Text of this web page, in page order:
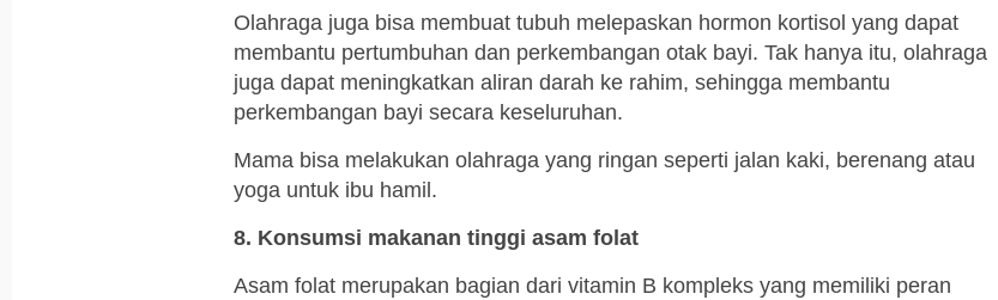
Olahraga juga bisa membuat tubuh melepaskan hormon kortisol yang dapat
membantu pertumbuhan dan perkembangan otak bayi. Tak hanya itu, olahraga
juga dapat meningkatkan aliran darah ke rahim, sehingga membantu
perkembangan bayi secara keseluruhan.
Mama bisa melakukan olahraga yang ringan seperti jalan kaki, berenang atau
yoga untuk ibu hamil.
8. Konsumsi makanan tinggi asam folat
Asam folat merupakan bagian dari vitamin B kompleks yang memiliki peran